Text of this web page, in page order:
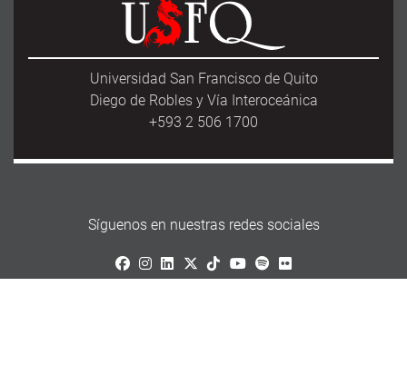
Universidad San Francisco de Quito
Diego de Robles y Vía Interoceánica
+593 2 506 1700
Síguenos en nuestras redes sociales